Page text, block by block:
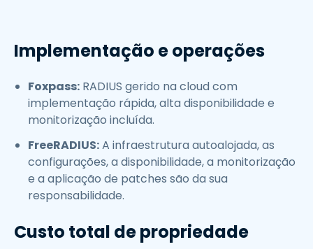
Implementação e operações
Foxpass: RADIUS gerido na cloud com
implementação rápida, alta disponibilidade e
monitorização incluída.
FreeRADIUS:A infraestrutura autoalojada, as
configurações, a disponibilidade, a monitorização
e a aplicação de patches são da sua
responsabilidade.
Custo total de propriedade